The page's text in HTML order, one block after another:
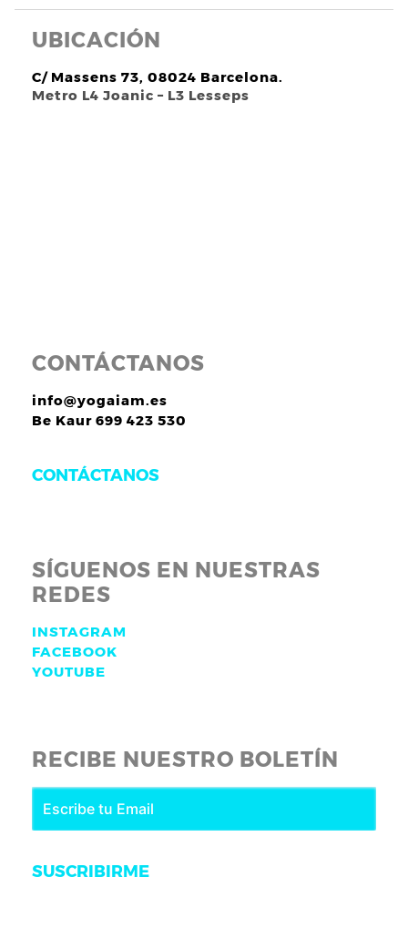
UBICACIÓN
C/ Massens 73, 08024 Barcelona.
Metro L4 Joanic – L3 Lesseps
CONTÁCTANOS
info@yogaiam.es
Be Kaur 699 423 530
CONTÁCTANOS
SÍGUENOS EN NUESTRAS
REDES
INSTAGRAM
FACEBOOK
YOUTUBE
RECIBE NUESTRO BOLETÍN
SUSCRIBIRME